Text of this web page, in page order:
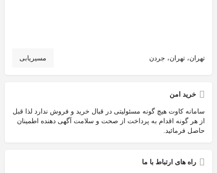
تهران، تهران، جردن مسیریابی
خرید امن
سامانه کاوت هیچ گونه مسئولیتی در قبال خرید و فروش ندارد لذا قبل
از هر گونه اقدام به پرداخت از صحت و سلامت آگهی دهنده اطمینان
حاصل فرمائید.
راه های ارتباط با ما